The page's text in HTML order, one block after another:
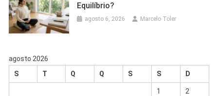
Equilíbrio?
agosto 6, 2026 Marcelo Toler
agosto 2026
S
T Q Q S S D
1 2